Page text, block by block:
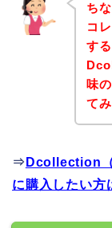
ち
コ
す
味
て
⇒ Dcollection
に購入したい方